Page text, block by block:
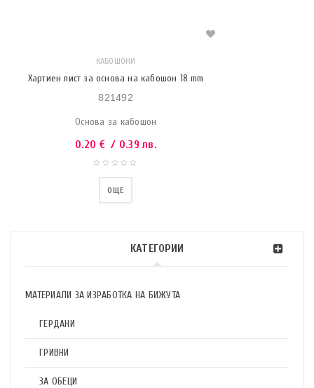
КАТЕГОРИИ
МАТЕРИАЛИ ЗА ИЗРАБОТКА НА БИЖУТА
ГЕРДАНИ
ГРИВНИ
ЗА ОБЕЦИ
КАБОШОНИ
Хартиен лист за основа на кабошон 18 mm
821492
Основа за кабошон
0.20 € / 0.39 лв.
ОЩЕ